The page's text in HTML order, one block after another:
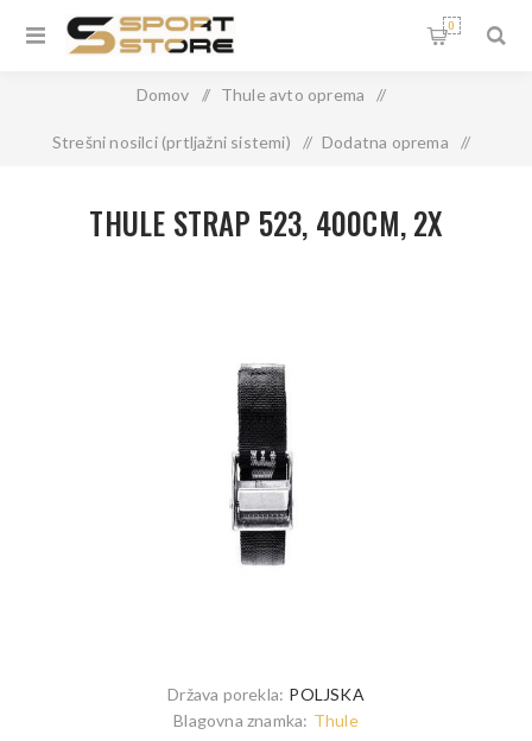
0
Domov / Thule avto oprema /
Strešni nosilci (prtljažni sistemi) / Dodatna oprema /
Država porekla: POLJSKA
THULE STRAP 523, 400CM, 2X
Blagovna znamka: Thule